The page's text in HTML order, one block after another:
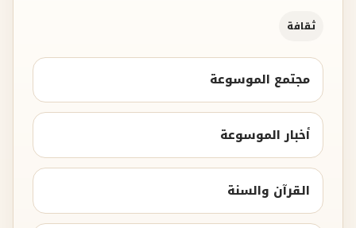
ثقافة
مجتمع الموسوعة
أخبار الموسوعة
القرآن والسنة